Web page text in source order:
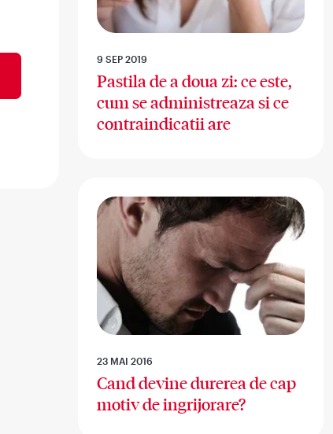
9 SEP 2019
Pastila de a doua zi: ce este,
cum se administreaza si ce
contraindicatii are
23 MAI 2016
Cand devine durerea de cap
motiv de ingrijorare?